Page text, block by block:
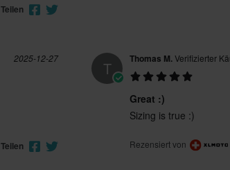
Teilen
2025-12-27
Teilen
T Thomas M.Verifizierter
Great :)
Sizing is true :)
Rezensiert von